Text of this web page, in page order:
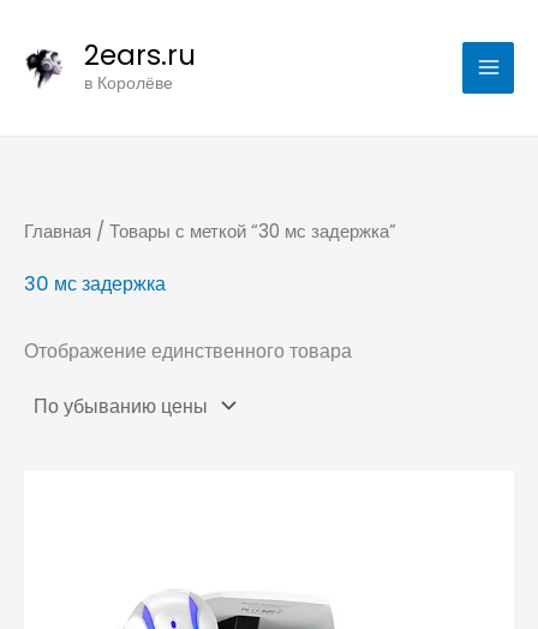
содержимому
2ears.ru
в Королёве
Главная / Товары с меткой “30 мс задержка”
30 мс задержка
Отображение единственного товара